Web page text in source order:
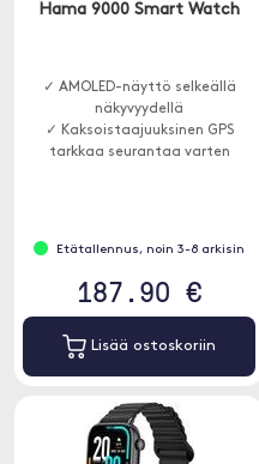
Hama 9000 Smart Watch
✓ AMOLED-näyttö selkeällä
näkyvyydellä
✓ Kaksoistaajuuksinen GPS
tarkkaa seurantaa varten
Etätallennus, noin 3-8 arkisin
187.90 €
Lisää ostoskoriin